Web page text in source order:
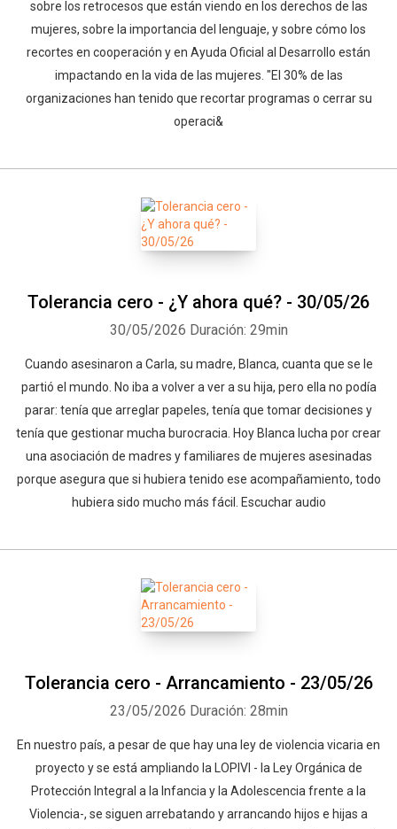
sobre los retrocesos que están viendo en los derechos de las
mujeres, sobre la importancia del lenguaje, y sobre cómo los
recortes en cooperación y en Ayuda Oficial al Desarrollo están
impactando en la vida de las mujeres. "El 30% de las
organizaciones han tenido que recortar programas o cerrar su
operaci&
Tolerancia cero - ¿Y ahora qué? - 30/05/26
30/05/2026 Duración: 29min
Cuando asesinaron a Carla, su madre, Blanca, cuanta que se le
partió el mundo. No iba a volver a ver a su hija, pero ella no podía
parar: tenía que arreglar papeles, tenía que tomar decisiones y
tenía que gestionar mucha burocracia. Hoy Blanca lucha por crear
una asociación de madres y familiares de mujeres asesinadas
porque asegura que si hubiera tenido ese acompañamiento, todo
hubiera sido mucho más fácil. Escuchar audio
Tolerancia cero - Arrancamiento - 23/05/26
23/05/2026 Duración: 28min
En nuestro país, a pesar de que hay una ley de violencia vicaria en
proyecto y se está ampliando la LOPIVI - la Ley Orgánica de
Protección Integral a la Infancia y la Adolescencia frente a la
Violencia-, se siguen arrebatando y arrancando hijos e hijas a